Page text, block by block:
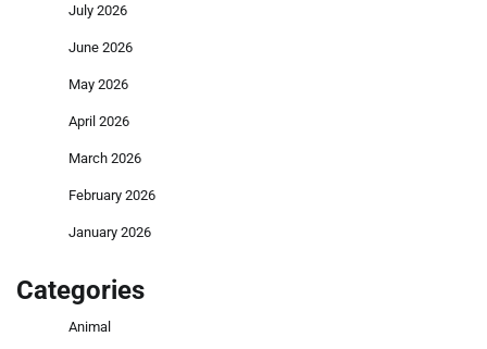
July 2026
June 2026
May 2026
April 2026
March 2026
February 2026
January 2026
Categories
Animal